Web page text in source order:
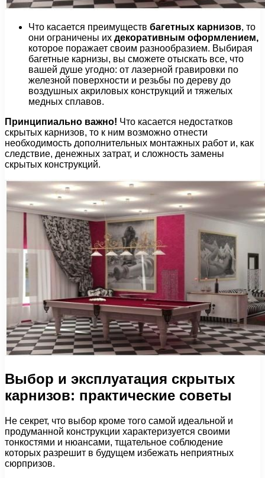
Что касается преимуществ багетных карнизов, то
они ограничены их декоративным оформлением,
которое поражает своим разнообразием. Выбирая
багетные карнизы, вы сможете отыскать все, что
вашей душе угодно: от лазерной гравировки по
железной поверхности и резьбы по дереву до
воздушных акриловых конструкций и тяжелых
медных сплавов.
Принципиально важно! Что касается недостатков
скрытых карнизов, то к ним возможно отнести
необходимость дополнительных монтажных работ и, как
следствие, денежных затрат, и сложность замены
скрытых конструкций.
Выбор и эксплуатация скрытых
карнизов: практические советы
Не секрет, что выбор кроме того самой идеальной и
продуманной конструкции характеризуется своими
тонкостями и нюансами, тщательное соблюдение
которых разрешит в будущем избежать неприятных
сюрпризов.